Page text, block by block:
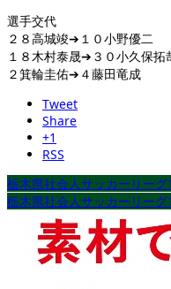
選手交代
２８高城竣➔１０小野優二
１８木村泰晟➔３０小久保拓
２箕輪圭佑➔４藤田竜成
Tweet
Share
+1
RSS
栃木県社会人サッカーリーグ
栃木県社会人サッカーリーグ